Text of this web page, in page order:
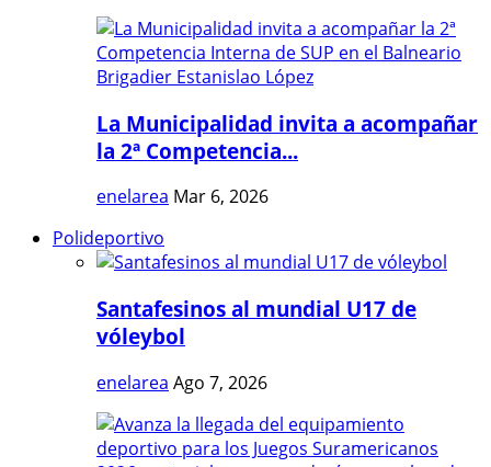
La Municipalidad invita a acompañar
la 2ª Competencia...
enelarea Mar 6, 2026
Polideportivo
Santafesinos al mundial U17 de
vóleybol
enelarea Ago 7, 2026